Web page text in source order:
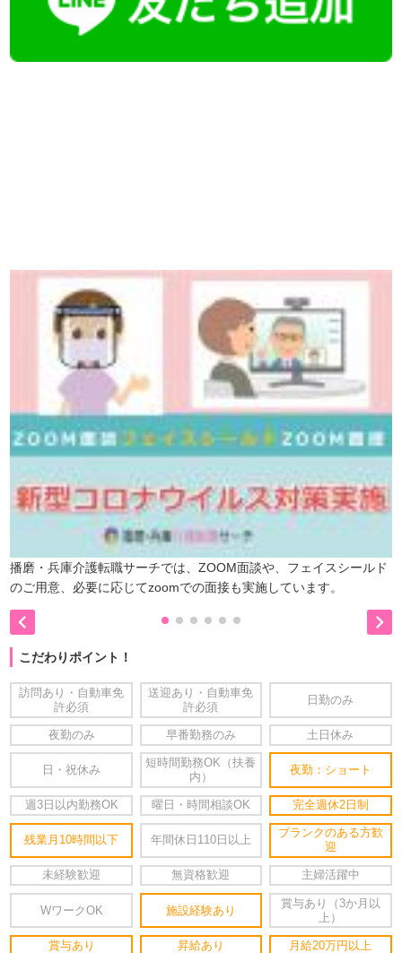
播磨・兵庫介護転職サーチでは、ZOOM面談や、フェイスシールド
のご用意、必要に応じてzoomでの面接も実施しています。
 
こだわりポイント！
訪問あり・自動車免
許必須
送迎あり・自動車免
許必須
日勤のみ
夜勤のみ 早番勤務のみ 土日休み
日・祝休み
短時間勤務OK（扶養
内）
夜勤：ショート
週3日以内勤務OK 曜日・時間相談OK 完全週休2日制
残業月10時間以下 年間休日110日以上
ブランクのある方歓
迎
未経験歓迎 無資格歓迎 主婦活躍中
WワークOK 施設経験あり
賞与あり（3か月以
上）
賞与あり 昇給あり 月給20万円以上